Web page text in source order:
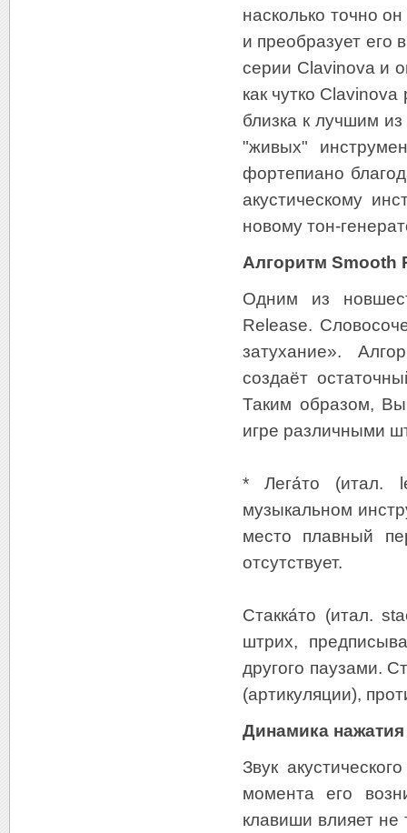
насколько точно
и преобразует его
серии Clavinova и
как чутко
близка к лучшим
"живых"
фортепиано
акустическому
новому тон-
Алгоритм Smooth
Одним из
Release.
затухание».
создаёт
Таким образом, Вы
игре различными
* Лега́то (итал.
музыкальном
место плавный
отсутствует.
Cтакка́то (итал.
штрих,
другого паузами.
(артикуляции),
Динамика
Звук
момента его
клавиши влияет не